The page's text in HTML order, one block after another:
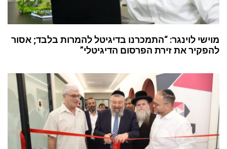
מוישי לוינגר: “התמכרנו בדיגיטל להמרות בלבד; אסור
להפקיר את זירת הפרסום הדיגיטלי”